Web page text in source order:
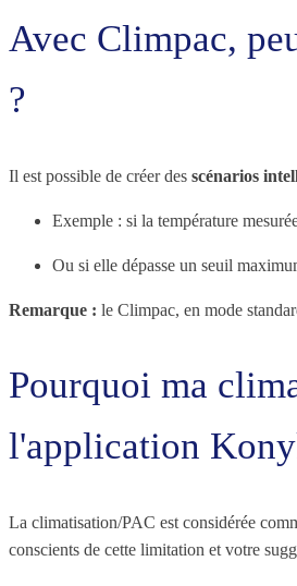
Avec Climpac,
?
Il est possible de créer des scénarios
Exemple : si la température
Ou si elle dépasse un seuil
Remarque : le Climpac, en mode
Pourquoi ma
l'application
La climatisation/PAC est considérée
conscients de cette limitation et votre